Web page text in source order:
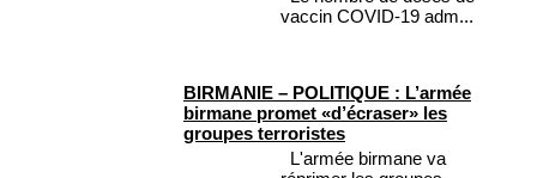
vaccin COVID-19 adm...
BIRMANIE – POLITIQUE : L’armée
birmane promet «d’écraser» les
groupes terroristes
L'armée birmane va